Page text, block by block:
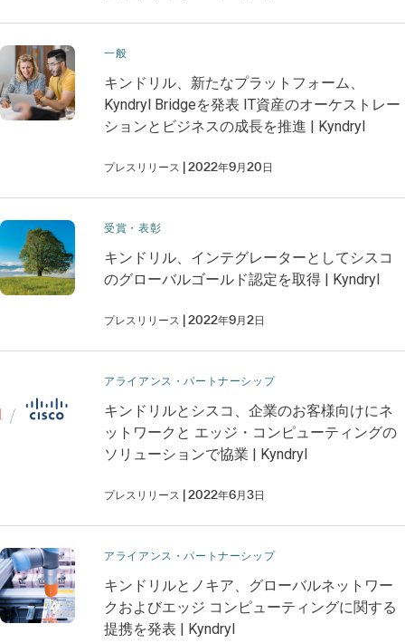
一般
キンドリル、新たなプラットフォーム、
Kyndryl Bridgeを発表 IT資産のオーケストレー
ションとビジネスの成長を推進 | Kyndryl
プレスリリース 2022年9月20日
受賞・表彰
キンドリル、インテグレーターとしてシスコ
のグローバルゴールド認定を取得 | Kyndryl
プレスリリース 2022年9月2日
アライアンス・パートナーシップ
キンドリルとシスコ、企業のお客様向けにネ
ットワークと エッジ・コンピューティングの
ソリューションで協業 | Kyndryl
プレスリリース 2022年6月3日
アライアンス・パートナーシップ
キンドリルとノキア、グローバルネットワー
クおよびエッジ コンピューティングに関する
提携を発表 | Kyndryl